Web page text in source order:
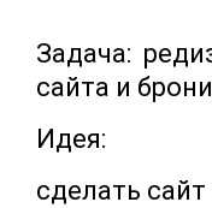
Задача:
сайта и
Идея:
сделать